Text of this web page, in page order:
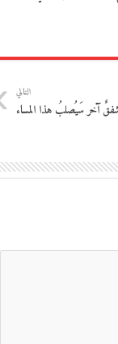
التالي
آخر سَيُصلبُ هذا المساء